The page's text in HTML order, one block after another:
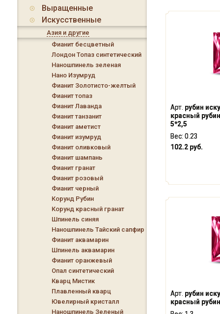
Арт. рубин
красный
5*2,5
Вес: 0.23
102.2 руб.
Арт. рубин
красный
Выращенные
Искусственные
Азия и другие
Фианит бесцветный
Лондон Топаз синтетический
Наношпинель зеленая
Нано Изумруд
Фианит Золотисто-желтый
Фианит топаз
Фианит Лаванда
Фианит танзанит
Фианит аметист
Фианит изумруд
Фианит оливковый
Фианит шампань
Фианит гранат
Фианит розовый
Фианит черный
Корунд Рубин
Корунд красный гранат
Шпинель синяя
Наношпинель Тайский сапфир
Фианит аквамарин
Шпинель аквамарин
Фианит оранжевый
Опал синтетический
Кварц Мистик
Плавленный кварц
Ювелирный кристалл
Наношпинель Зеленый